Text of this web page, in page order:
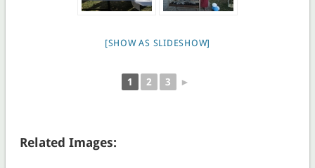
[SHOW AS SLIDESHOW]
1 2 3 ►
Related Images: